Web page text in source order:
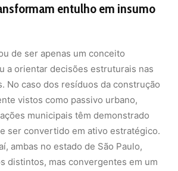
entulho em insumo
de ser apenas um conceito
a orientar decisões estruturais nas
No caso dos resíduos da construção
vistos como passivo urbano,
municipais têm demonstrado
ser convertido em ativo estratégico.
ambas no estado de São Paulo,
distintos, mas convergentes em um